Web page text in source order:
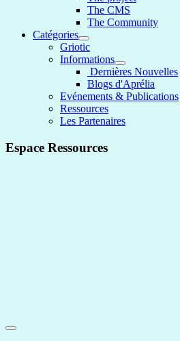
The CMS
The Community
Catégories
Griotic
Informations
Dernières Nouvelles
Blogs d'Aprélia
Evénements & Publications
Ressources
Les Partenaires
Espace Ressources